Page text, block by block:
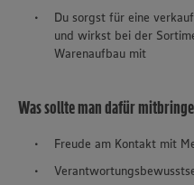
Du sorgst für eine
und wirkst bei der
Warenaufbau mit
Was sollte man dafür
Freude am Kontakt mit